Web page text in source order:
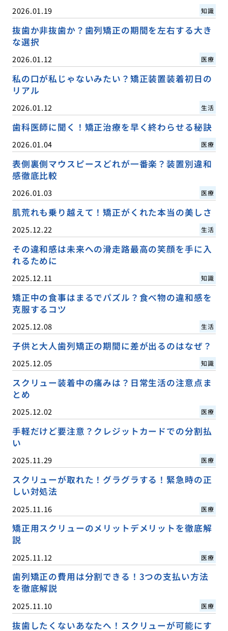
2026.01.19 知識
抜歯か非抜歯か？歯列矯正の期間を左右する大き
な選択
2026.01.12 医療
私の口が私じゃないみたい？矯正装置装着初日の
リアル
2026.01.12 生活
歯科医師に聞く！矯正治療を早く終わらせる秘訣
2026.01.04 医療
表側裏側マウスピースどれが一番楽？装置別違和
感徹底比較
2026.01.03 医療
肌荒れも乗り越えて！矯正がくれた本当の美しさ
2025.12.22 生活
その違和感は未来への滑走路最高の笑顔を手に入
れるために
2025.12.11 知識
矯正中の食事はまるでパズル？食べ物の違和感を
克服するコツ
2025.12.08 生活
子供と大人歯列矯正の期間に差が出るのはなぜ？
2025.12.05 知識
スクリュー装着中の痛みは？日常生活の注意点ま
とめ
2025.12.02 医療
手軽だけど要注意？クレジットカードでの分割払
い
2025.11.29 医療
スクリューが取れた！グラグラする！緊急時の正
しい対処法
2025.11.16 医療
矯正用スクリューのメリットデメリットを徹底解
説
2025.11.12 医療
歯列矯正の費用は分割できる！3つの支払い方法
を徹底解説
2025.11.10 医療
抜歯したくないあなたへ！スクリューが可能にす